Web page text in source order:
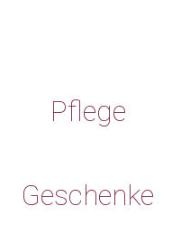
Pflege
Geschenke